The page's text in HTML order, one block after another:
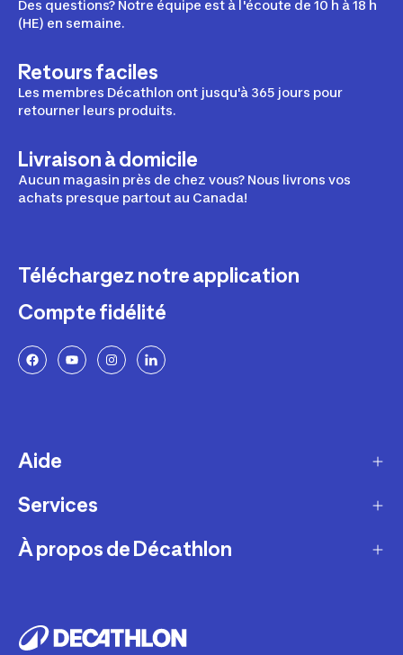
Des questions? Notre équipe est à l'écoute de 10 h à 18 h
(HE) en semaine.
Retours faciles
Les membres Décathlon ont jusqu'à 365 jours pour
retourner leurs produits.
Livraison à domicile
Aucun magasin près de chez vous? Nous livrons vos
achats presque partout au Canada!
Téléchargez notre application
Compte fidélité
Aide
Livraison
Retours et échanges
Politique de garantie Décathlon
Services
Programme de fidélité
Cartes-cadeaux
À propos de Décathlon
Carrières